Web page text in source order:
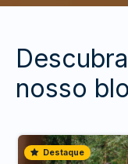
nosso
Destaque